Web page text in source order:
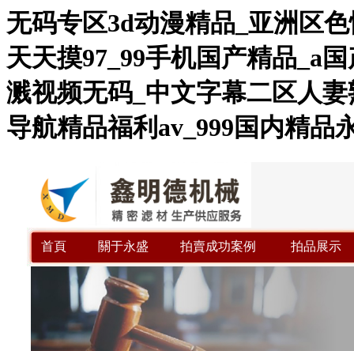
无码专区3d动漫精品_亚洲区
天天摸97_99手机国产精品_a
溅视频无码_中文字幕二区人
导航精品福利av_999国内精品
首頁 關于永盛 拍賣成功案例 拍品展示